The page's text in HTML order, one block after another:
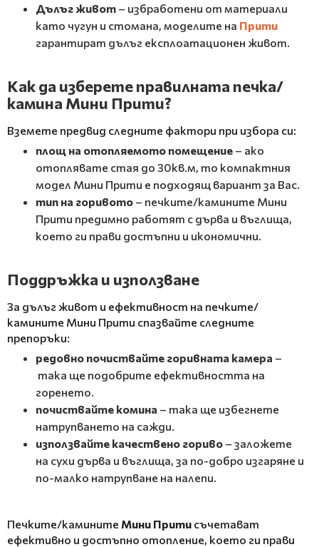
Дълъг живот – избработени от материали
като чугун и стомана, моделите на Прити
гарантират дълъг експлоатационен живот.
Как да изберете правилната печка/
камина Мини Прити?
Вземете предвид следните фактори при избора си:
площ на отопляемото помещение – ако
отоплявате стая до 30кв.м, то компактния
модел Мини Прити е подходящ вариант за Вас.
тип на горивото – печките/камините Мини
Прити предимно работят с дърва и въглища,
което ги прави достъпни и икономични.
Поддръжка и използване
За дълъг живот и ефективност на печките/
камините Мини Прити спазвайте следните
препоръки:
редовно почиствайте горивната камера –
така ще подобрите ефективността на
горенето.
почиствайте комина – така ще избегнете
натрупването на сажди.
използвайте качествено гориво – заложете
на сухи дърва и въглища, за по-добро изгаряне и
по-малко натрупване на налепи.
Печките/камините Мини Прити съчетават
ефективно и достъпно отопление, което ги прави